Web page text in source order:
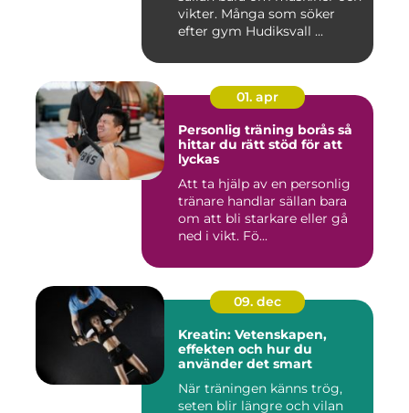
vikter. Många som söker
efter gym Hudiksvall ...
01. apr
Personlig träning borås så
hittar du rätt stöd för att
lyckas
Att ta hjälp av en personlig
tränare handlar sällan bara
om att bli starkare eller gå
ned i vikt. Fö...
09. dec
Kreatin: Vetenskapen,
effekten och hur du
använder det smart
När träningen känns trög,
seten blir längre och vilan